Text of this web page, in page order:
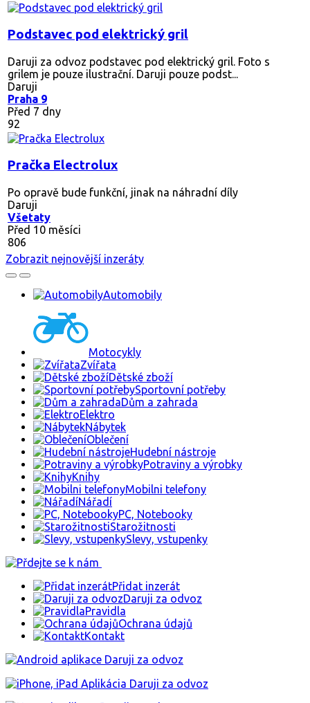
Podstavec pod elektrický gril
Daruji za odvoz podstavec pod elektrický gril. Foto s
grilem je pouze ilustrační. Daruji pouze podst...
Daruji
Praha 9
Před 7 dny
92
Pračka Electrolux
Po opravě bude funkční, jinak na náhradní díly
Daruji
Všetaty
Před 10 měsíci
806
Zobrazit nejnovější inzeráty
Automobily
Motocykly
Zvířata
Dětské zboží
Sportovní potřeby
Dům a zahrada
Elektro
Nábytek
Oblečení
Hudební nástroje
Potraviny a výrobky
Knihy
Mobilni telefony
Nářadí
PC, Notebooky
Starožitnosti
Slevy, vstupenky
Přidat inzerát
Daruji za odvoz
Pravidla
Ochrana údajů
Kontakt